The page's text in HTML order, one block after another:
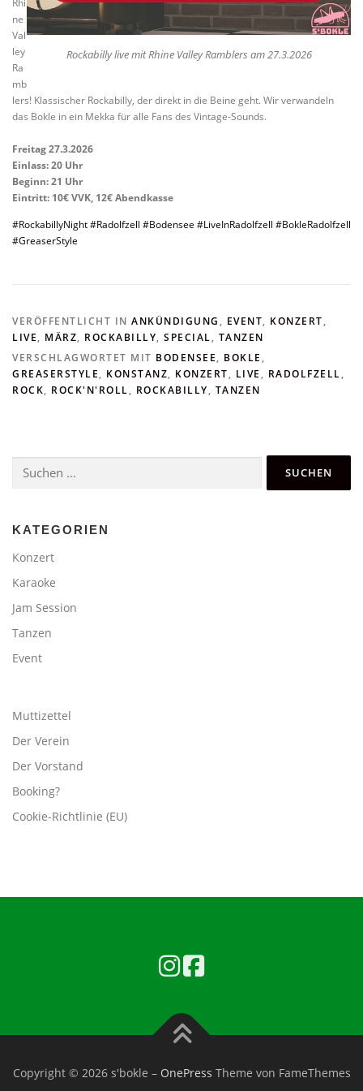
Rockabilly live mit Rhine Valley Ramblers am 27.3.2026
Rhi
ne
Val
ley
Ra
mb
lers! Klassischer Rockabilly, der direkt in die Beine geht. Wir verwandeln
das Bokle in ein Mekka für alle Fans des Vintage-Sounds.
Freitag 27.3.2026
Einlass: 20 Uhr
Beginn: 21 Uhr
Eintritt: 10€ VVK, 12€ Abendkasse
#RockabillyNight#Radolfzell #Bodensee #LiveInRadolfzell #BokleRadolfzell
#GreaserStyle
VERÖFFENTLICHT IN ANKÜNDIGUNG , EVENT, KONZERT,
LIVE, MÄRZ, ROCKABILLY, SPECIAL, TANZEN
VERSCHLAGWORTET MIT BODENSEE, BOKLE ,
GREASERSTYLE, KONSTANZ, KONZERT, LIVE , RADOLFZELL,
ROCK, ROCK'N'ROLL, ROCKABILLY, TANZEN
nach:
KATEGORIEN
Konzert
Karaoke
Jam Session
Tanzen
Event
Muttizettel
Der Verein
Der Vorstand
Booking?
Cookie-Richtlinie (EU)
Copyright © 2026 s'bokle – OnePress Theme von FameThemes